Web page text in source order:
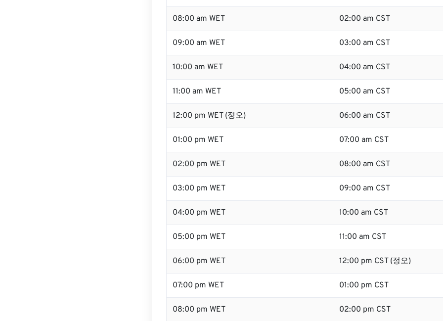
08:00 am WET 02:00 am CST
09:00 am WET 03:00 am CST
10:00 am WET 04:00 am CST
11:00 am WET 05:00 am CST
12:00 pm WET (정오) 06:00 am CST
01:00 pm WET 07:00 am CST
02:00 pm WET 08:00 am CST
03:00 pm WET 09:00 am CST
04:00 pm WET 10:00 am CST
05:00 pm WET 11:00 am CST
06:00 pm WET 12:00 pm CST (정오)
07:00 pm WET 01:00 pm CST
08:00 pm WET 02:00 pm CST